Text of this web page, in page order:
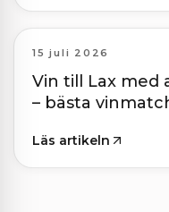
15 juli 2026
Vin till Lax med
– bästa
Läs artikeln